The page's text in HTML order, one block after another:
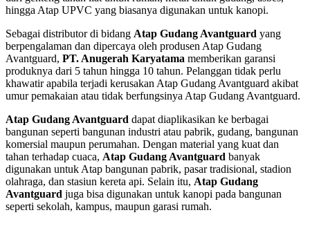
hingga Atap UPVC yang biasanya digunakan untuk kanopi.
Sebagai distributor di bidang Atap Gudang Avantguard yang
berpengalaman dan dipercaya oleh produsen Atap Gudang
Avantguard, PT. Anugerah Karyatama memberikan garansi
produknya dari 5 tahun hingga 10 tahun. Pelanggan tidak perlu
khawatir apabila terjadi kerusakan Atap Gudang Avantguard akibat
umur pemakaian atau tidak berfungsinya Atap Gudang Avantguard.
Atap Gudang Avantguard dapat diaplikasikan ke berbagai
bangunan seperti bangunan industri atau pabrik, gudang, bangunan
komersial maupun perumahan. Dengan material yang kuat dan
tahan terhadap cuaca, Atap Gudang Avantguard banyak
digunakan untuk Atap bangunan pabrik, pasar tradisional, stadion
olahraga, dan stasiun kereta api. Selain itu, Atap Gudang
Avantguard juga bisa digunakan untuk kanopi pada bangunan
seperti sekolah, kampus, maupun garasi rumah.